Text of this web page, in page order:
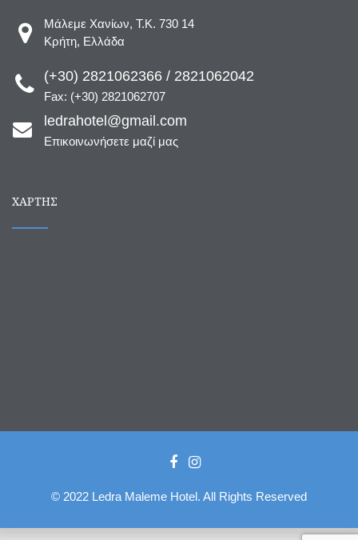
Μάλεμε Χανίων, T.K. 730 14
Κρήτη, Ελλάδα
(+30) 2821062366 / 2821062042
Fax: (+30) 2821062707
ledrahotel@gmail.com
Επικοινωνήσετε μαζί μας
ΧΆΡΤΗΣ
© 2022 Ledra Maleme Hotel. All Rights Reserved